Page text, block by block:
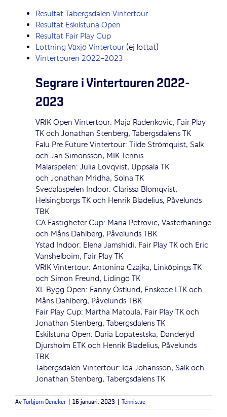
Resultat Tabergsdalen Vintertour
Resultat Eskilstuna Open
Resultat Fair Play Cup
Lottning Växjö Vintertour(ej lottat)
Vintertouren 2022-2023
Segrare i Vintertouren 2022-
2023
VRIK Open Vintertour: Maja Radenkovic, Fair Play
TK och Jonathan Stenberg, Tabergsdalens TK
Falu Pre Future Vintertour: Tilde Strömquist, Salk
och Jan Simonsson, MIK Tennis
Mälarspelen: Julia Lövqvist, Uppsala TK
och Jonathan Mridha, Solna TK
Svedalaspelen Indoor: Clarissa Blomqvist,
Helsingborgs TK och Henrik Bladelius, Påvelunds
TBK
CA Fastigheter Cup: Maria Petrovic, Västerhaninge
och Måns Dahlberg, Påvelunds TBK
Ystad Indoor: Elena Jamshidi, Fair Play TK och Eric
Vanshelboim, Fair Play TK
VRIK Vintertour: Antonina Czajka, Linköpings TK
och Simon Freund, Lidingö TK
XL Bygg Open: Fanny Östlund, Enskede LTK och
Måns Dahlberg, Påvelunds TBK
Fair Play Cup: Martha Matoula, Fair Play TK och
Jonathan Stenberg, Tabergsdalens TK
Eskilstuna Open: Daria Lopatestska, Danderyd
Djursholm ETK och Henrik Bladelius, Påvelunds
TBK
Tabergsdalen Vintertour: Ida Johansson, Salk och
Jonathan Stenberg, Tabergsdalens TK
Av Torbjörn Dencker 16 januari, 2023 Tennis.se